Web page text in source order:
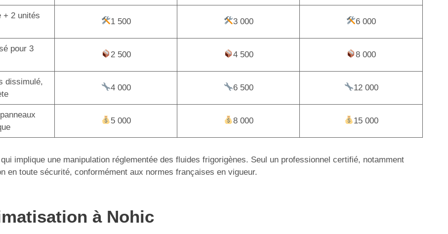
+ 2 unités
1 500 3 000 6 000
pour 3
2 500 4 500 8 000
dissimulé,
4 000 6 500 12 000
5 000 8 000 15 000
implique une manipulation réglementée des fluides frigorigènes. Seul un professionnel certifié, notamment
en toute sécurité, conformément aux normes françaises en vigueur.
à Nohic